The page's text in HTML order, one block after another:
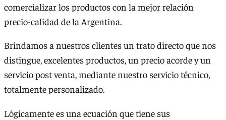
comercializar los productos con la mejor relación
precio-calidad de la Argentina.
Brindamos a nuestros clientes un trato directo que nos
distingue, excelentes productos, un precio acorde y un
servicio post venta, mediante nuestro servicio técnico,
totalmente personalizado.
Lógicamente es una ecuación que tiene sus